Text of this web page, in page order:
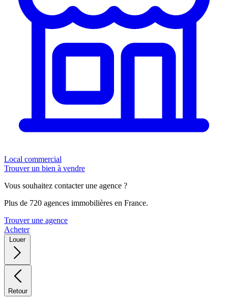
Local commercial
Trouver un bien à vendre
Vous souhaitez contacter une agence ?
Plus de 720 agences immobilières en France.
Trouver une agence
Acheter
Louer
Retour